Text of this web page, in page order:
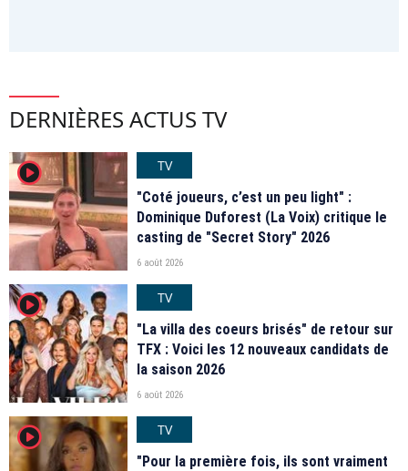
DERNIÈRES ACTUS TV
player2
TV
"Coté joueurs, c’est un peu light" :
Dominique Duforest (La Voix) critique le
casting de "Secret Story" 2026
6 août 2026
player2
TV
"La villa des coeurs brisés" de retour sur
TFX : Voici les 12 nouveaux candidats de
la saison 2026
6 août 2026
player2
TV
"Pour la première fois, ils sont vraiment